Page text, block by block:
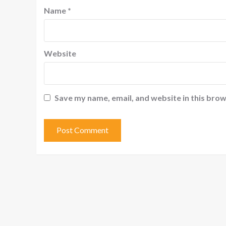
Name *
Website
Save my name, email, and website in this